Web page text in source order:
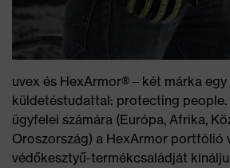
uvex és HexArmor® – két márka
küldetéstudattal: protecting people.
ügyfelei számára (Európa, Afrika,
Oroszország) a HexArmor portfólió
védőkesztyű-termékcsaládját